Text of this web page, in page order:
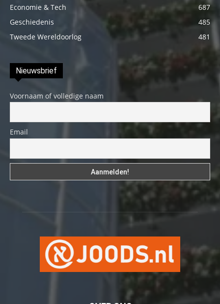
Economie & Tech
687
Geschiedenis
485
Tweede Wereldoorlog
481
Nieuwsbrief
Voornaam of volledige naam
Email